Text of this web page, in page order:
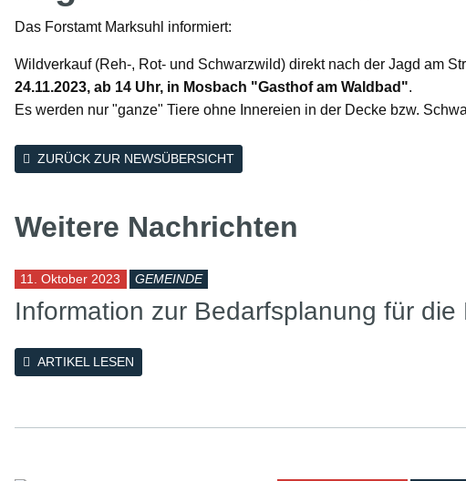
Das Forstamt Marksuhl informiert:
Wildverkauf (Reh-, Rot- und Schwarzwild) direkt nach der Jagd am
24.11.2023, ab 14 Uhr, in Mosbach "Gasthof am Waldbad".
Es werden nur "ganze" Tiere ohne Innereien in der Decke bzw.
ZURÜCK ZUR NEWSÜBERSICHT
Weitere Nachrichten
11. Oktober 2023 GEMEINDE
Information zur Bedarfsplanung für
ARTIKEL LESEN